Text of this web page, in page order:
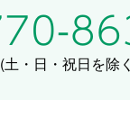
(土・日・祝日を除